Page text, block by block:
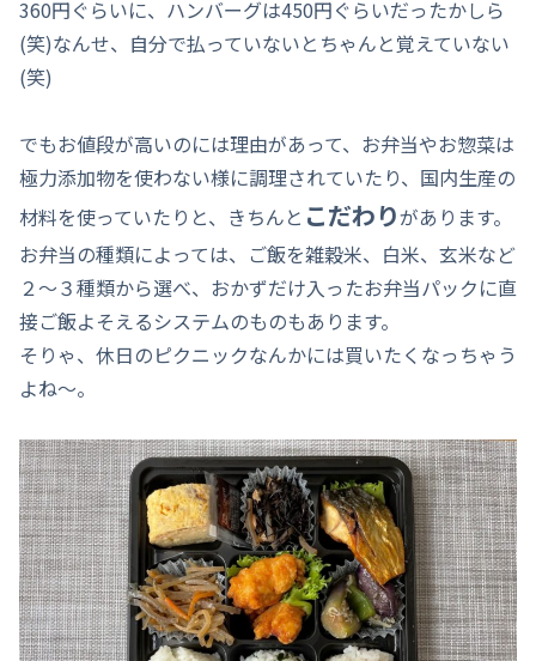
360円ぐらいに、ハンバーグは450円ぐらいだったかしら
(笑)なんせ、自分で払っていないとちゃんと覚えていない
(笑)
でもお値段が高いのには理由があって、お弁当やお惣菜は
極力添加物を使わない様に調理されていたり、国内生産の
材料を使っていたりと、きちんと こだわりがあります。
お弁当の種類によっては、ご飯を雑穀米、白米、玄米など
２～３種類から選べ、おかずだけ入ったお弁当パックに直
接ご飯よそえるシステムのものもあります。
そりゃ、休日のピクニックなんかには買いたくなっちゃう
よね～。